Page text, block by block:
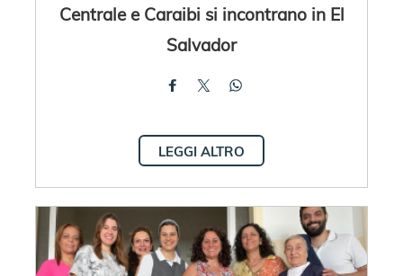
Centrale e Caraibi si incontrano in El
Salvador
LEGGI ALTRO